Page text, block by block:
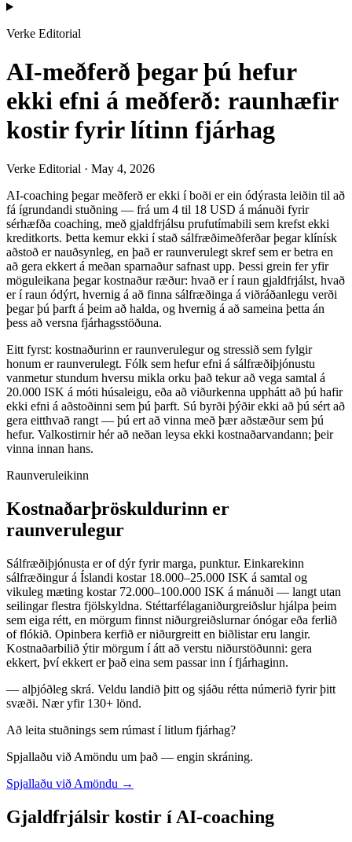
Verke Editorial
AI-meðferð þegar þú hefur
ekki efni á meðferð: raunhæfir
kostir fyrir lítinn fjárhag
Verke Editorial · May 4, 2026
AI-coaching þegar meðferð er ekki í boði er ein ódýrasta leiðin til að
fá ígrundandi stuðning — frá um 4 til 18 USD á mánuði fyrir
sérhæfða coaching, með gjaldfrjálsu prufutímabili sem krefst ekki
kreditkorts. Þetta kemur ekki í stað sálfræðimeðferðar þegar klínísk
aðstoð er nauðsynleg, en það er raunverulegt skref sem er betra en
að gera ekkert á meðan sparnaður safnast upp. Þessi grein fer yfir
möguleikana þegar kostnaður ræður: hvað er í raun gjaldfrjálst, hvað
er í raun ódýrt, hvernig á að finna sálfræðinga á viðráðanlegu verði
þegar þú þarft á þeim að halda, og hvernig á að sameina þetta án
þess að versna fjárhagsstöðuna.
Eitt fyrst: kostnaðurinn er raunverulegur og stressið sem fylgir
honum er raunverulegt. Fólk sem hefur efni á sálfræðiþjónustu
vanmetur stundum hversu mikla orku það tekur að vega samtal á
20.000 ISK á móti húsaleigu, eða að viðurkenna upphátt að þú hafir
ekki efni á aðstoðinni sem þú þarft. Sú byrði þýðir ekki að þú sért að
gera eitthvað rangt — þú ert að vinna með þær aðstæður sem þú
hefur. Valkostirnir hér að neðan leysa ekki kostnaðarvandann; þeir
vinna innan hans.
Raunveruleikinn
Kostnaðarþröskuldurinn er
raunverulegur
Sálfræðiþjónusta er of dýr fyrir marga, punktur. Einkarekinn
sálfræðingur á Íslandi kostar 18.000–25.000 ISK á samtal og
vikuleg mæting kostar 72.000–100.000 ISK á mánuði — langt utan
seilingar flestra fjölskyldna. Stéttarfélaganiðurgreiðslur hjálpa þeim
sem eiga rétt, en mörgum finnst niðurgreiðslurnar ónógar eða ferlið
of flókið. Opinbera kerfið er niðurgreitt en biðlistar eru langir.
Kostnaðarbilið ýtir mörgum í átt að verstu niðurstöðunni: gera
ekkert, því ekkert er það eina sem passar inn í fjárhaginn.
— alþjóðleg skrá. Veldu landið þitt og sjáðu rétta númerið fyrir þitt
svæði. Nær yfir 130+ lönd.
Að leita stuðnings sem rúmast í litlum fjárhag?
Spjallaðu við Amöndu um það — engin skráning.
Spjallaðu við Amöndu →
Gjaldfrjálsir kostir í AI-coaching